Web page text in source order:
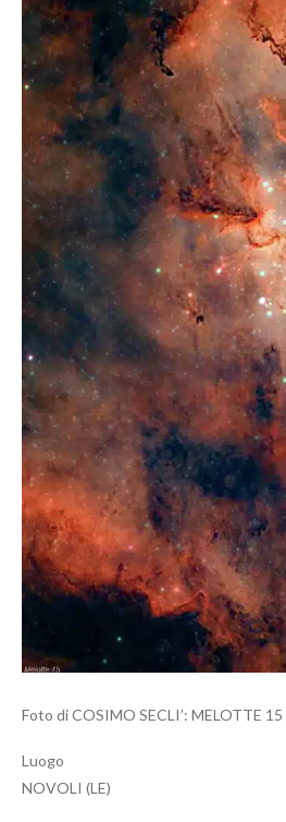
Foto di COSIMO SECLI’: MELOTTE 15
Luogo
NOVOLI (LE)